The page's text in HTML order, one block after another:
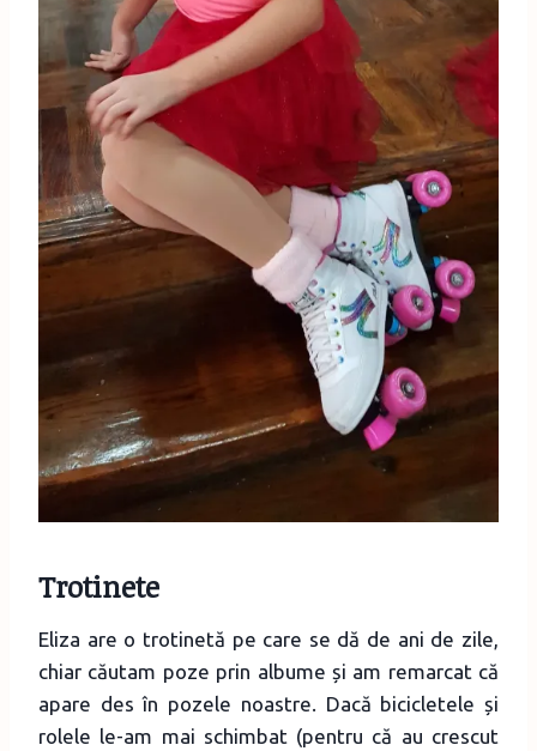
Trotinete
Eliza are o trotinetă pe care se dă de ani de zile,
chiar căutam poze prin albume și am remarcat că
apare des în pozele noastre. Dacă bicicletele și
rolele le-am mai schimbat (pentru că au crescut